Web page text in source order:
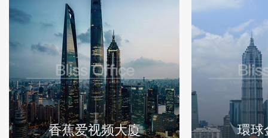
香蕉爱视频大廈 環球